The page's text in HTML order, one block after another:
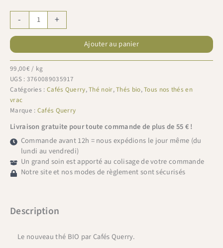
-
de
Cafés
Querry
Chaï
bio
100g
+
Ajouter au panier
99,00€ / kg
UGS : 3760089035917
Catégories : Cafés Querry,Thé noir,Thés bio,Tous nos thés en
vrac
Marque : Cafés Querry
Livraison gratuite pour toute commande de plus de 55 € !
Commande avant 12h = nous expédions le jour même (du
lundi au vendredi)
Un grand soin est apporté au colisage de votre commande
Notre site et nos modes de règlement sont sécurisés
Description
Le nouveau thé BIO par Cafés Querry.